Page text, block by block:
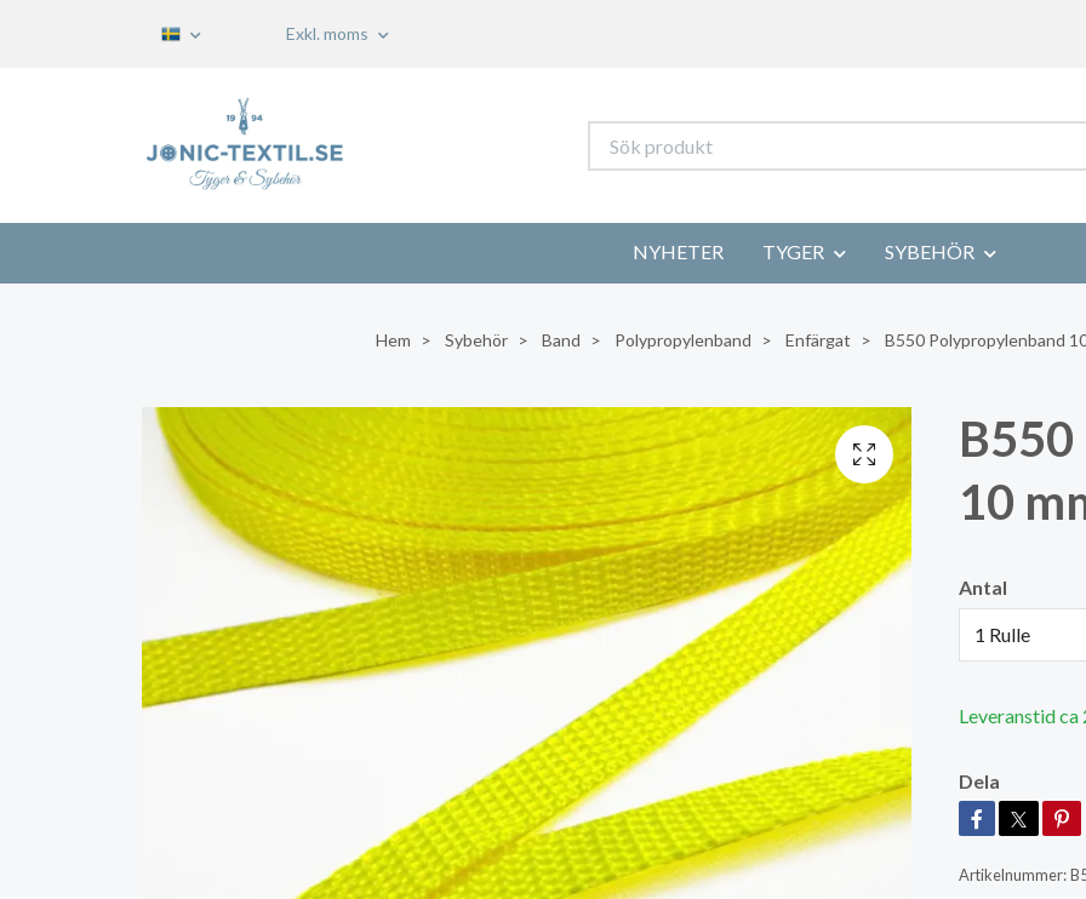
Exkl. moms
NYHETER TYGER SYBEHÖR
Hem Sybehör Band Polypropylenband Enfärgat B550 Polypropylenband
10
Antal
1 Rulle
Leveranstid ca
Dela
Artikelnummer: